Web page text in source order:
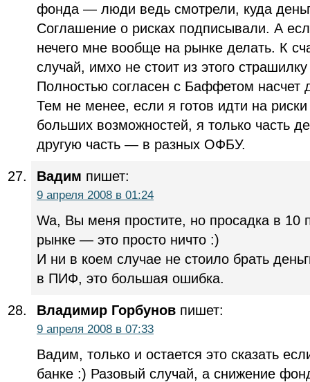
фонда — люди ведь смотрели, куда
Соглашение о рисках подписывали. А
нечего мне вообще на рынке делать. К
случай, имхо не стоит из этого
Полностью согласен с Баффетом насчет
Тем не менее, если я готов идти на
больших возможностей, я только часть
другую часть — в разных ОФБУ.
Вадим пишет:
9 апреля 2008 в 01:24
Wa, Вы меня простите, но просадка в 10
рынке — это просто ничто :)
И ни в коем случае не стоило брать
в ПИФ, это большая ошибка.
Владимир Горбунов пишет:
9 апреля 2008 в 07:33
Вадим, только и остается это сказать
банке :) Разовый случай, а снижение